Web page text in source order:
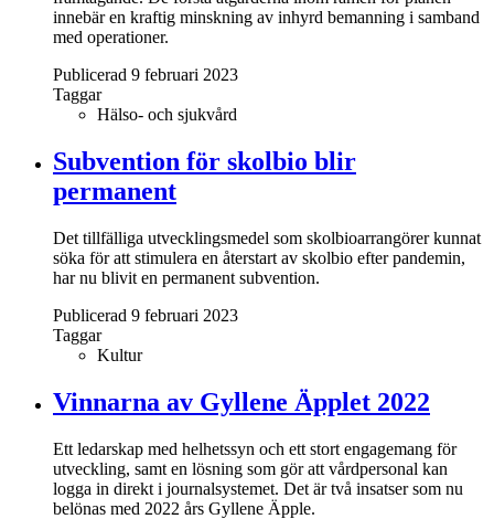
innebär en kraftig minskning av inhyrd bemanning i samband
med operationer.
Publicerad 9 februari 2023
Taggar
Hälso- och sjukvård
Subvention för skolbio blir
permanent
Det tillfälliga utvecklingsmedel som skolbioarrangörer kunnat
söka för att stimulera en återstart av skolbio efter pandemin,
har nu blivit en permanent subvention.
Publicerad 9 februari 2023
Taggar
Kultur
Vinnarna av Gyllene Äpplet 2022
Ett ledarskap med helhetssyn och ett stort engagemang för
utveckling, samt en lösning som gör att vårdpersonal kan
logga in direkt i journalsystemet. Det är två insatser som nu
belönas med 2022 års Gyllene Äpple.